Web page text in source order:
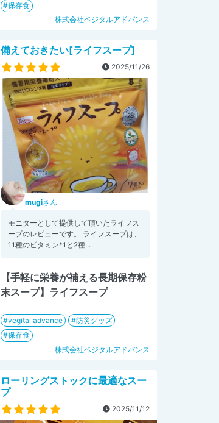
保存食
株式会社ベジタルアドバンス
備えておきたい[ライフスープ]
2025/11/26
mugiさん
モニターとして提供して頂いたライフス
ープのレビューです。 ライフスープは、
11種のビタミン*1と2種...
【手軽に栄養が補える長期保存粉
末スープ】ライフスープ
vegital advance
防災グッズ
保存食
株式会社ベジタルアドバンス
ローリングストックに最適なスー
プ
2025/11/12